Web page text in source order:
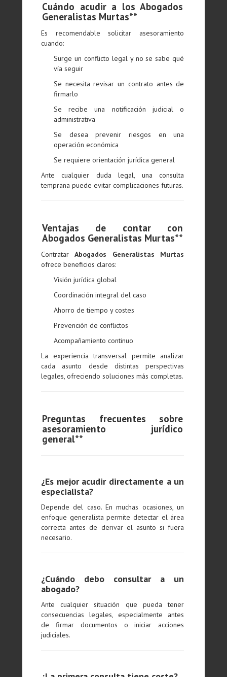
Cuándo acudir a los Abogados
Generalistas Murtas**
Es recomendable solicitar asesoramiento
cuando:
Surge un conflicto legal y no se sabe qué
vía seguir
Se necesita revisar un contrato antes de
firmarlo
Se recibe una notificación judicial o
administrativa
Se desea prevenir riesgos en una
operación económica
Se requiere orientación jurídica general
Ante cualquier duda legal, una consulta
temprana puede evitar complicaciones futuras.
Ventajas de contar con
Abogados Generalistas Murtas**
ContratarAbogados Generalistas Murtas
ofrece beneficios claros:
Visión jurídica global
Coordinación integral del caso
Ahorro de tiempo y costes
Prevención de conflictos
Acompañamiento continuo
La experiencia transversal permite analizar
cada asunto desde distintas perspectivas
legales, ofreciendo soluciones más completas.
Preguntas frecuentes sobre
asesoramiento jurídico
general**
¿Es mejor acudir directamente a un
especialista?
Depende del caso. En muchas ocasiones, un
enfoque generalista permite detectar el área
correcta antes de derivar el asunto si fuera
necesario.
¿Cuándo debo consultar a un
abogado?
Ante cualquier situación que pueda tener
consecuencias legales, especialmente antes
de firmar documentos o iniciar acciones
judiciales.